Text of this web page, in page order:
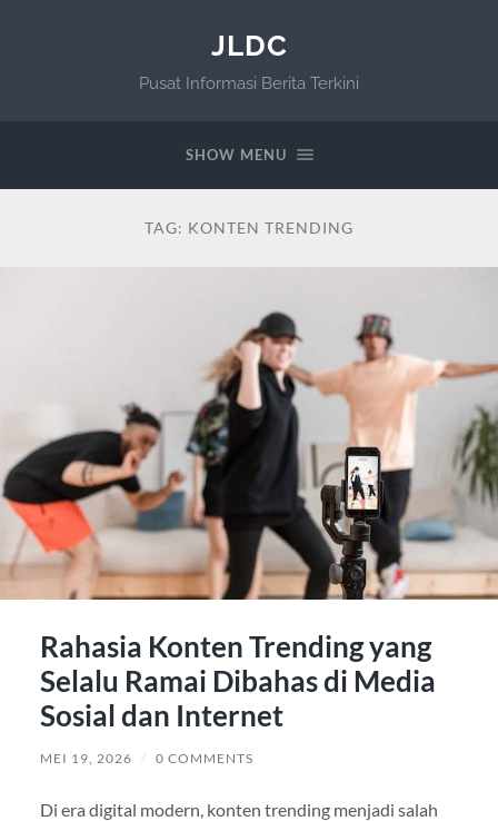
JLDC
Pusat Informasi Berita Terkini
SHOW MENU
TAG: KONTEN TRENDING
Rahasia Konten Trending yang
Selalu Ramai Dibahas di Media
Sosial dan Internet
MEI 19, 2026 / 0 COMMENTS
Di era digital modern, konten trending menjadi salah